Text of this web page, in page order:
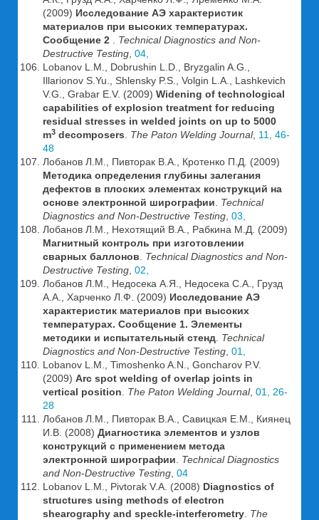
(2009) Исследование АЭ характеристик
материалов при высоких температурах.
Сообщение 2
Technical Diagnostics and Non-
Destructive Testing 04,
Lobanov L.M., Dobrushin L.D., Bryzgalin A.G.,
Illarionov S.Yu., Shlensky P.S., Volgin L.A., Lashkevich
V.G., Grabar E.V. (2009) Widening of technological
capabilities of explosion treatment for reducing
residual stresses in welded joints on up to 5000
m3 decomposers The Paton Welding Journal, 11, 46-
48
Лобанов Л.М., Пивторак В.А., Кротенко П.Д. (2009)
Методика определения глубины залегания
дефектов в плоских элементах конструкций на
основе электронной ширографии
Technical
Diagnostics and Non-Destructive Testing 03,
Лобанов Л.М., Нехотящий В.А., Рабкина М.Д. (2009)
Магнитный контроль при изготовлении
сварных баллонов
Technical Diagnostics and Non-
Destructive Testing 02,
Лобанов Л.М., Недосека А.Я., Недосека С.А., Грузд
А.А., Харченко Л.Ф. (2009) Исследование АЭ
характеристик материалов при высоких
температурах. Сообщение 1. Элементы
методики и испытательный стенд Technical
Diagnostics and Non-Destructive Testing 01,
Lobanov L.M., Timoshenko A.N., Goncharov P.V.
(2009) Arc spot welding of overlap joints in
vertical position
The Paton Welding Journal, 01, 26-
28
Лобанов Л.М., Пивторак В.А., Савицкая Е.М., Киянец
И.В. (2008) Диагностика элементов и узлов
конструкций с применением метода
электронной ширографии
Technical Diagnostics
and Non-Destructive Testing 04
Lobanov L.M., Pivtorak V.A. (2008) Diagnostics of
structures using methods of electron
shearography and speckle-interferometry The